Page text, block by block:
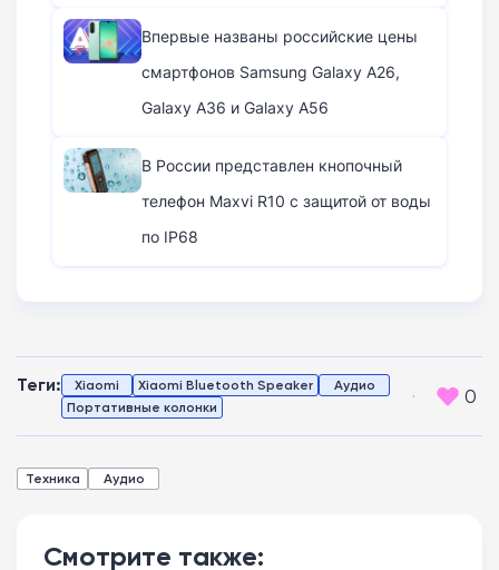
Впервые названы российские цены
смартфонов Samsung Galaxy A26,
Galaxy A36 и Galaxy A56
В России представлен кнопочный
телефон Maxvi R10 с защитой от воды
по IP68
Теги: Xiaomi Xiaomi Bluetooth Speaker
Аудио
Портативные колонки
0
Техника Аудио
Смотрите также: